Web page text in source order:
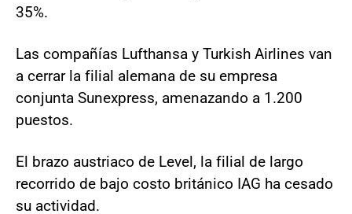
35%.
Las compañías Lufthansa y Turkish Airlines van
a cerrar la filial alemana de su empresa
conjunta Sunexpress, amenazando a 1.200
puestos.
El brazo austriaco de Level, la filial de largo
recorrido de bajo costo británico IAG ha cesado
su actividad.